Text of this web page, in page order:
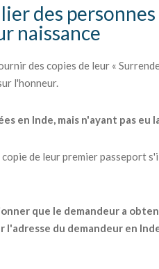
des
naissance
des copies de leur «
l'honneur.
en Inde, mais n'ayant pas
de leur premier passeport
que le demandeur a
l'adresse du demandeur en